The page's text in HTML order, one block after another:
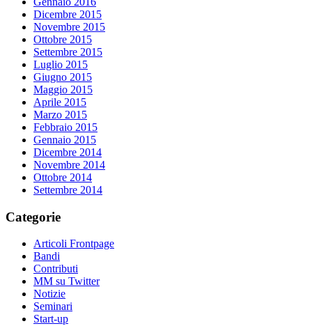
Dicembre 2015
Novembre 2015
Ottobre 2015
Settembre 2015
Luglio 2015
Giugno 2015
Maggio 2015
Aprile 2015
Marzo 2015
Febbraio 2015
Gennaio 2015
Dicembre 2014
Novembre 2014
Ottobre 2014
Settembre 2014
Categorie
Articoli Frontpage
Bandi
Contributi
MM su Twitter
Notizie
Seminari
Start-up